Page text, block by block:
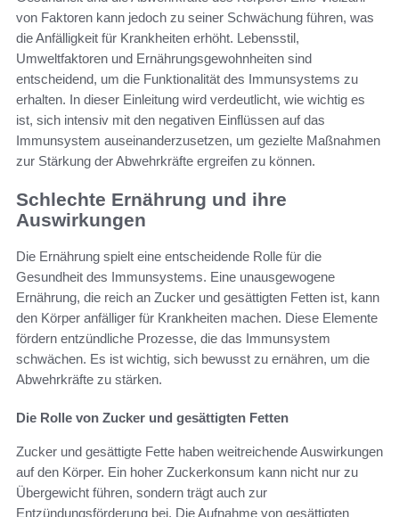
von Faktoren kann jedoch zu seiner Schwächung führen, was
die Anfälligkeit für Krankheiten erhöht. Lebensstil,
Umweltfaktoren und Ernährungsgewohnheiten sind
entscheidend, um die Funktionalität des Immunsystems zu
erhalten. In dieser Einleitung wird verdeutlicht, wie wichtig es
ist, sich intensiv mit den negativen Einflüssen auf das
Immunsystem auseinanderzusetzen, um gezielte Maßnahmen
zur Stärkung der Abwehrkräfte ergreifen zu können.
Schlechte Ernährung und ihre
Auswirkungen
Die Ernährung spielt eine entscheidende Rolle für die
Gesundheit des Immunsystems. Eine unausgewogene
Ernährung, die reich an Zucker und gesättigten Fetten ist, kann
den Körper anfälliger für Krankheiten machen. Diese Elemente
fördern entzündliche Prozesse, die das Immunsystem
schwächen. Es ist wichtig, sich bewusst zu ernähren, um die
Abwehrkräfte zu stärken.
Die Rolle von Zucker und gesättigten Fetten
Zucker und gesättigte Fette haben weitreichende Auswirkungen
auf den Körper. Ein hoher Zuckerkonsum kann nicht nur zu
Übergewicht führen, sondern trägt auch zur
Entzündungsförderung bei. Die Aufnahme von gesättigten